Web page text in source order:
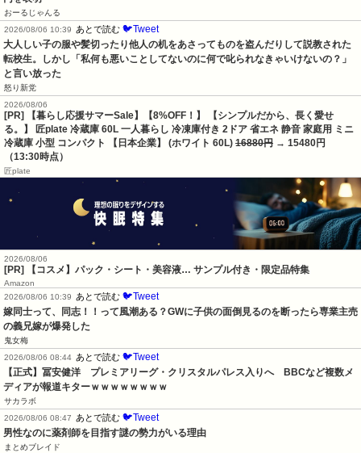
おーるじゃんる
2026/08/06 10:39
あとで読む 🐦Tweet
大人しい子の服や髪切ったり他人の机をあさってものを盗んだりして説教された
転校生。しかし「私何も悪いことしてないのに何で叱られなきゃいけないの？」
と言い放った
怒り新党
2026/08/06
[PR] 【暮らし応援サマーSale】【8%OFF！】 【シンプルだから、長く愛せ
る。】 匠plate 冷蔵庫 60L 一人暮らし 冷凍庫付き 2ドア 省エネ 静音 家庭用 ミニ
冷蔵庫 小型 コンパクト 【日本企業】 (ホワイト 60L) 16880円 → 15480円
（13:30時点）
匠plate
2026/08/06
[PR] 【コスメ】パック・シート・美容液… サンプル付き・限定品特集
Amazon
2026/08/06 10:39
あとで読む 🐦Tweet
嫁同士って、同志！！って風潮ある？GWに子供の面倒見るのを断ったら専業主売
の義兄嫁が爆発した
鬼女梅
2026/08/06 08:44 あとで読む 🐦Tweet
【正式】冨安健洋　プレミアリーグ・クリスタルパレス入りへ　BBCなど複数メ
ディアが報道キターｗｗｗｗｗｗｗｗ
サカラボ
2026/08/06 08:47
あとで読む 🐦Tweet
男性なのに薬剤師を目指す謎の勢力がいる理由
まとめブレイド